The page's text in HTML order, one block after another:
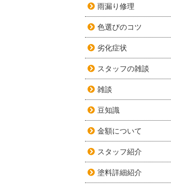
雨漏り修理
色選びのコツ
劣化症状
スタッフの雑談
雑談
豆知識
金額について
スタッフ紹介
塗料詳細紹介